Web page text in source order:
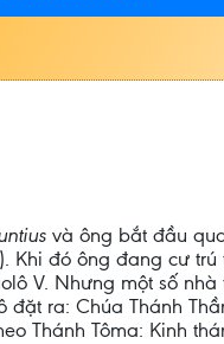
và ông bắt đầu
Khi đó ông đang cư
V. Nhưng một số
ra: Chúa Thánh
Thánh Tôma: Kinh